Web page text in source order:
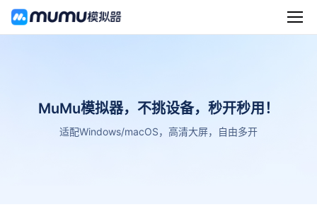
MuMu模拟器，不挑设备，秒开秒用！
适配Windows/macOS，高清大屏，自由多开